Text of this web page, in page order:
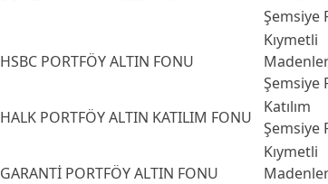
Şemsiye
HSBC PORTFÖY ALTIN FONU
Kıymetli
Şemsiye
HALK PORTFÖY ALTIN KATILIM FONU
Katılım
Şemsiye
GARANTİ PORTFÖY ALTIN FONU
Kıymetli